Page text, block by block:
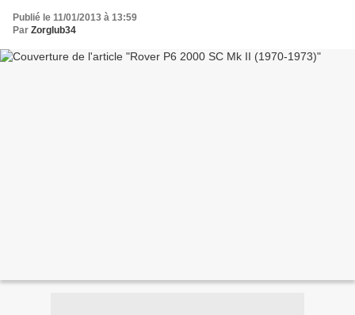
Publié le 11/01/2013 à 13:59
Par Zorglub34